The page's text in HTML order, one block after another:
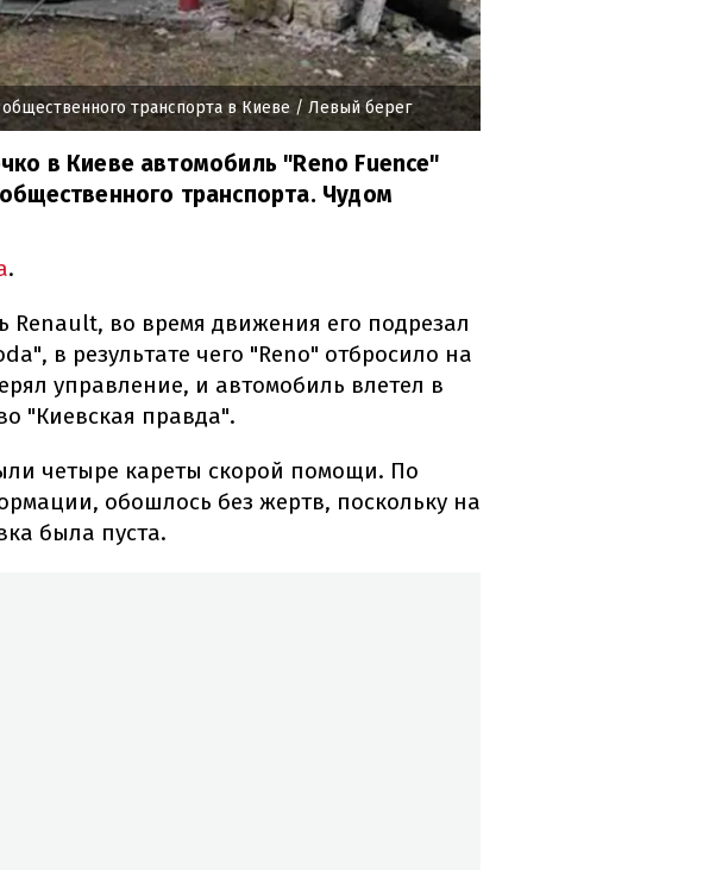
транспорта в Киеве / Левый берег
в Киеве автомобиль "Reno Fuence"
транспорта. Чудом
.
Renault, во время движения его подрезал
в результате чего "Reno" отбросило на
управление, и автомобиль влетел в
"Киевская правда".
четыре кареты скорой помощи. По
обошлось без жертв, поскольку на
была пуста.